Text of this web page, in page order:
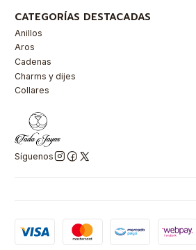
CATEGORÍAS DESTACADAS
Anillos
Aros
Cadenas
Charms y dijes
Collares
Síguenos